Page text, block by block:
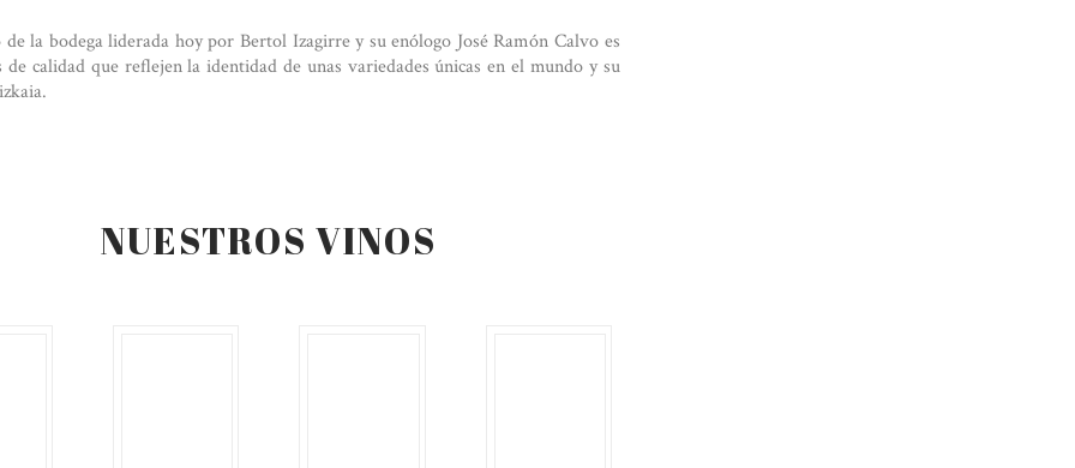
la bodega liderada hoy por Bertol Izagirre y su enólogo José Ramón Calvo es
de calidad que reflejen la identidad de unas variedades únicas en el mundo y su
NUESTROS VINOS